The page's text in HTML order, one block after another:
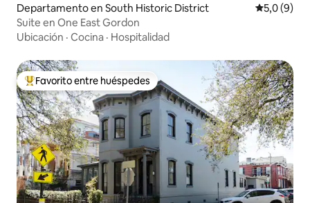
Departamento en South Historic District
5,0 (9)
Suite en One East Gordon
Ubicación · Cocina · Hospitalidad
Favorito entre los huéspedes más destacados
Favorito entre huéspedes